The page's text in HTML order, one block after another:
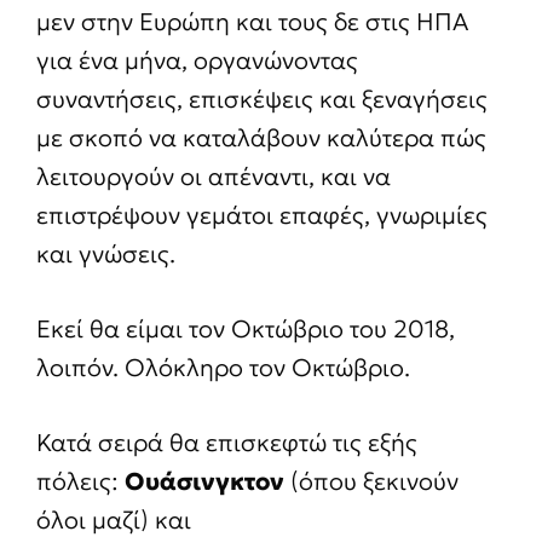
μεν στην Ευρώπη και τους δε στις ΗΠΑ
για ένα μήνα, οργανώνοντας
συναντήσεις, επισκέψεις και ξεναγήσεις
με σκοπό να καταλάβουν καλύτερα πώς
λειτουργούν οι απέναντι, και να
επιστρέψουν γεμάτοι επαφές, γνωριμίες
και γνώσεις.
Εκεί θα είμαι τον Οκτώβριο του 2018,
λοιπόν. Ολόκληρο τον Οκτώβριο.
Κατά σειρά θα επισκεφτώ τις εξής
πόλεις: Ουάσινγκτον (όπου ξεκινούν
όλοι μαζί) και